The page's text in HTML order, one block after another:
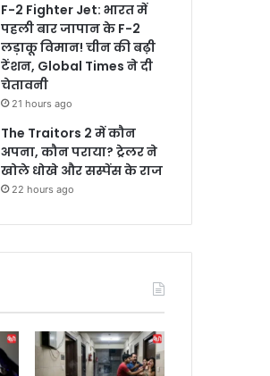
F-2 Fighter Jet: भारत में
पहली बार जापान के F-2
लड़ाकू विमान! चीन की बढ़ी
टेंशन, Global Times ने दी
चेतावनी
21 hours ago
The Traitors 2 में कौन
अपना, कौन पराया? ट्रेलर ने
खोले धोखे और सस्पेंस के राज
22 hours ago